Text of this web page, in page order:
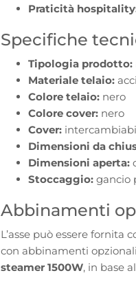
Praticità
Specifiche
Tipologia prodotto:
Materiale telaio:
Colore telaio: nero
Colore cover: nero
Cover:
Dimensioni da
Dimensioni aperta:
Stoccaggio: gancio
Abbinamenti
L’asse può essere
con abbinamenti
steamer 1500W, in base